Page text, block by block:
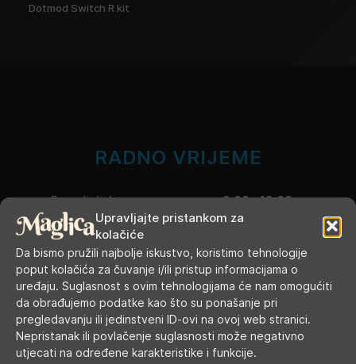
Upravljajte pristankom za
kolačiće
Da bismo pružili najbolje iskustvo, koristimo tehnologije
poput kolačića za čuvanje i/ili pristup informacijama o
uređaju. Suglasnost s ovim tehnologijama će nam omogućiti
da obrađujemo podatke kao što su ponašanje pri
pregledavanju ili jedinstveni ID-ovi na ovoj web stranici.
Nepristanak ili povlačenje suglasnosti može negativno
utjecati na određene karakteristike i funkcije.
Dotmod Switch R kit
RADNO VRIJEME
Ponedjeljak 9.00 - 19.00
Utorak
Srijeda 9.00 - 16.00
Četvrtak 9.00 - 16.00
Petak 9.00 - 19.00